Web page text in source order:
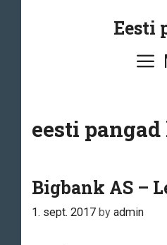
Eesti
eesti pangad
Bigbank AS –
1. sept. 2017 by admin